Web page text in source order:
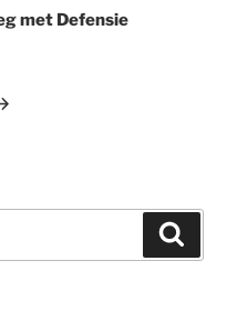
met Defensie